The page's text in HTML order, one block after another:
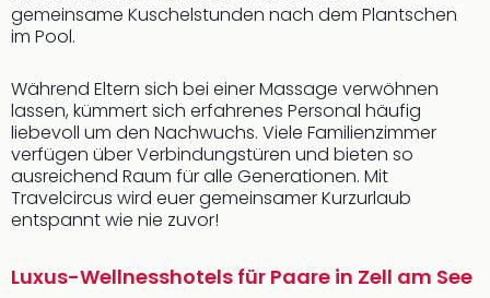
gemeinsame Kuschelstunden nach dem Plantschen
im Pool.
Während Eltern sich bei einer Massage verwöhnen
lassen, kümmert sich erfahrenes Personal häufig
liebevoll um den Nachwuchs. Viele Familienzimmer
verfügen über Verbindungstüren und bieten so
ausreichend Raum für alle Generationen. Mit
Travelcircus wird euer gemeinsamer Kurzurlaub
entspannt wie nie zuvor!
Luxus-Wellnesshotels für Paare in Zell am See